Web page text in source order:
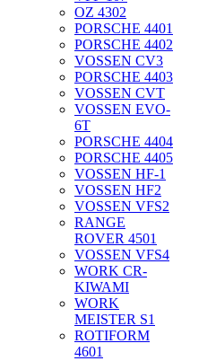
OZ 4302
PORSCHE 4401
PORSCHE 4402
VOSSEN CV3
PORSCHE 4403
VOSSEN CVT
VOSSEN EVO-
6T
PORSCHE 4404
PORSCHE 4405
VOSSEN HF-1
VOSSEN HF2
VOSSEN VFS2
RANGE
ROVER 4501
VOSSEN VFS4
WORK CR-
KIWAMI
WORK
MEISTER S1
ROTIFORM
4601